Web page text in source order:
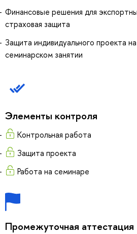
Финансовые решения для
страховая защита
Защита индивидуального проекта
семинарском занятии
Элементы контроля
Контрольная работа
Защита проекта
Работа на семинаре
Промежуточная аттестация